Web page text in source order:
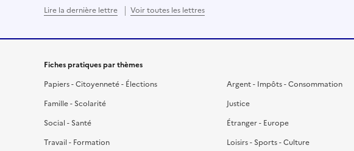
Lire la dernière lettre Voir toutes les lettres
Fiches pratiques par thèmes
Papiers - Citoyenneté - Élections
Famille - Scolarité
Social - Santé
Travail - Formation
Argent - Impôts - Consommation
Justice
Étranger - Europe
Loisirs - Sports - Culture